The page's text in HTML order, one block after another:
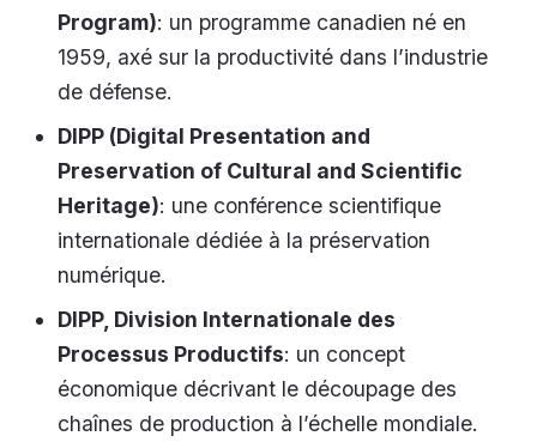
Program): un programme canadien né en
1959, axé sur la productivité dans l’industrie
de défense.
DIPP (Digital Presentation and
Preservation of Cultural and Scientific
Heritage): une conférence scientifique
internationale dédiée à la préservation
numérique.
DIPP, Division Internationale des
Processus Productifs: un concept
économique décrivant le découpage des
chaînes de production à l’échelle mondiale.